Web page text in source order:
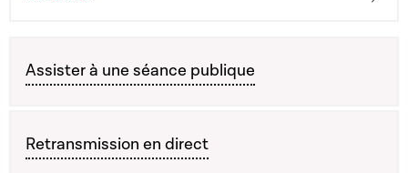
Assister à une séance publique
Retransmission en direct